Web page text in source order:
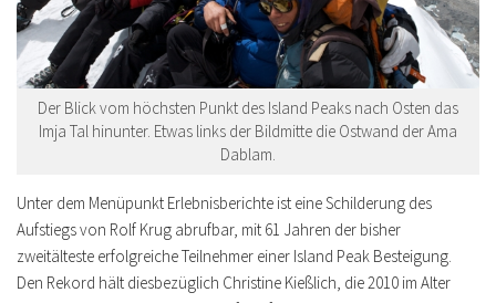
Der Blick vom höchsten Punkt des Island Peaks nach Osten das
Imja Tal hinunter. Etwas links der Bildmitte die Ostwand der Ama
Dablam.
Unter dem Menüpunkt Erlebnisberichte ist eine Schilderung des
Aufstiegs von Rolf Krug abrufbar, mit 61 Jahren der bisher
zweitälteste erfolgreiche Teilnehmer einer Island Peak Besteigung.
Den Rekord hält diesbezüglich Christine Kießlich, die 2010 im Alter